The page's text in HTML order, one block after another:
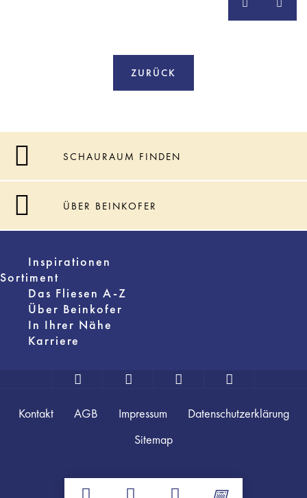
ZURÜCK
SCHAURAUM FINDEN
ÜBER BEINKOFER
Inspirationen
Sortiment
Das Fliesen A-Z
Über Beinkofer
In Ihrer Nähe
Karriere
Kontakt AGB Impressum
Datenschutzerklärung
Sitemap